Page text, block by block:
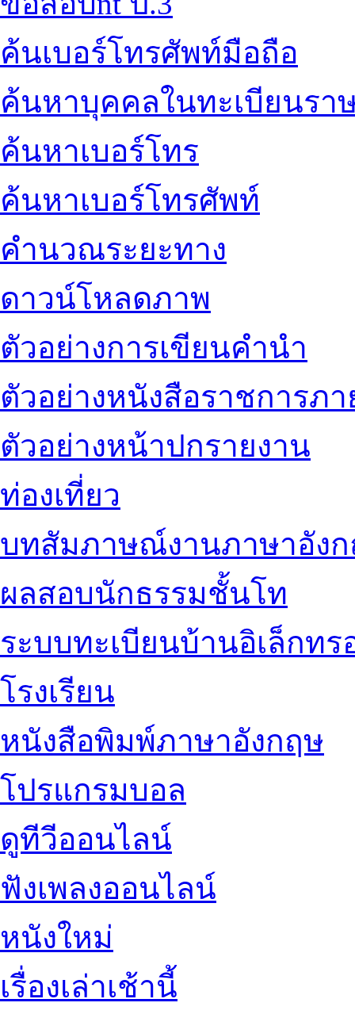
ค้นเบอร์โทรศัพท์มือถือ
ค้นหาบุคคลในทะเบียนรา
ค้นหาเบอร์โทร
ค้นหาเบอร์โทรศัพท์
คำนวณระยะทาง
ดาวน์โหลดภาพ
ตัวอย่างการเขียนคำนำ
ตัวอย่างหนังสือราชการภ
ตัวอย่างหน้าปกรายงาน
ท่องเที่ยว
บทสัมภาษณ์งานภาษาอัง
ผลสอบนักธรรมชั้นโท
ระบบทะเบียนบ้านอิเล็กท
โรงเรียน
หนังสือพิมพ์ภาษาอังกฤษ
โปรแกรมบอล
ดูทีวีออนไลน์
ฟังเพลงออนไลน์
หนังใหม่
เรื่องเล่าเช้านี้